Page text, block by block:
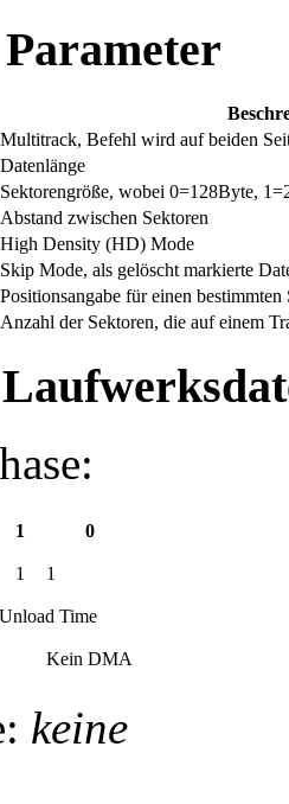
Multitrack, Befehl wird auf beiden
Datenlänge
Sektorengröße, wobei 0=128Byte,
Abstand zwischen Sektoren
High Density (HD) Mode
Skip Mode, als gelöscht markierte
Positionsangabe für einen
Anzahl der Sektoren, die auf einem
1 0
1 1
Time
Kein DMA
keine